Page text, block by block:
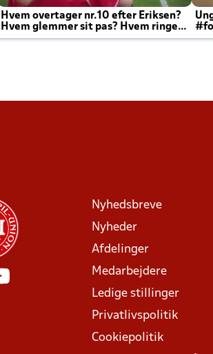
Hvem overtager nr.10 efter Eriksen?
Hvem glemmer sit pas? Hvem ringer
Joachim altid til efter kampe?
Nyhedsbreve
Nyheder
Afdelinger
Medarbejdere
Ledige stillinger
Privatlivspolitik
Cookiepolitik